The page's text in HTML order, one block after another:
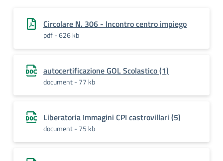
Circolare N. 306 - Incontro centro impiego
pdf - 626 kb
autocertificazione GOL Scolastico (1)
document - 77 kb
Liberatoria Immagini CPI castrovillari (5)
document - 75 kb